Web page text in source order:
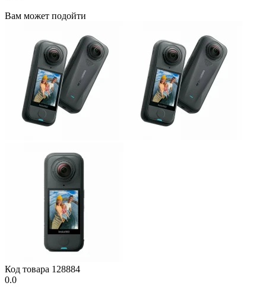
Вам может подойти
Код товара 128884
0.0